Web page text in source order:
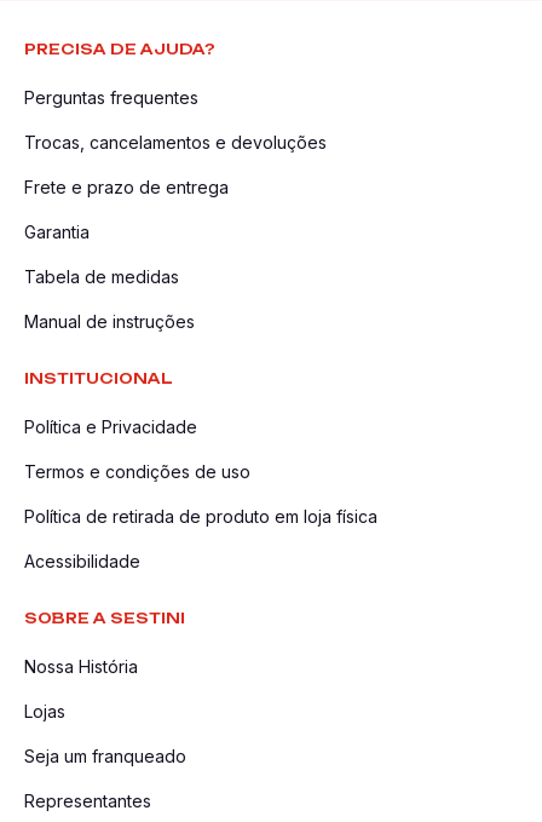
PRECISA DE AJUDA?
Perguntas frequentes
Trocas, cancelamentos e devoluções
Frete e prazo de entrega
Garantia
Tabela de medidas
Manual de instruções
INSTITUCIONAL
Política e Privacidade
Termos e condições de uso
Política de retirada de produto em loja física
Acessibilidade
SOBRE A SESTINI
Nossa História
Lojas
Seja um franqueado
Representantes